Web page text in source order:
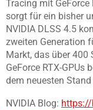
Tracing mit GeForce
sorgt für ein bisher
NVIDIA DLSS 4.5
zweiten Generation
Markt, das über 400
GeForce RTX-
dem neuesten
NVIDIA Blog: